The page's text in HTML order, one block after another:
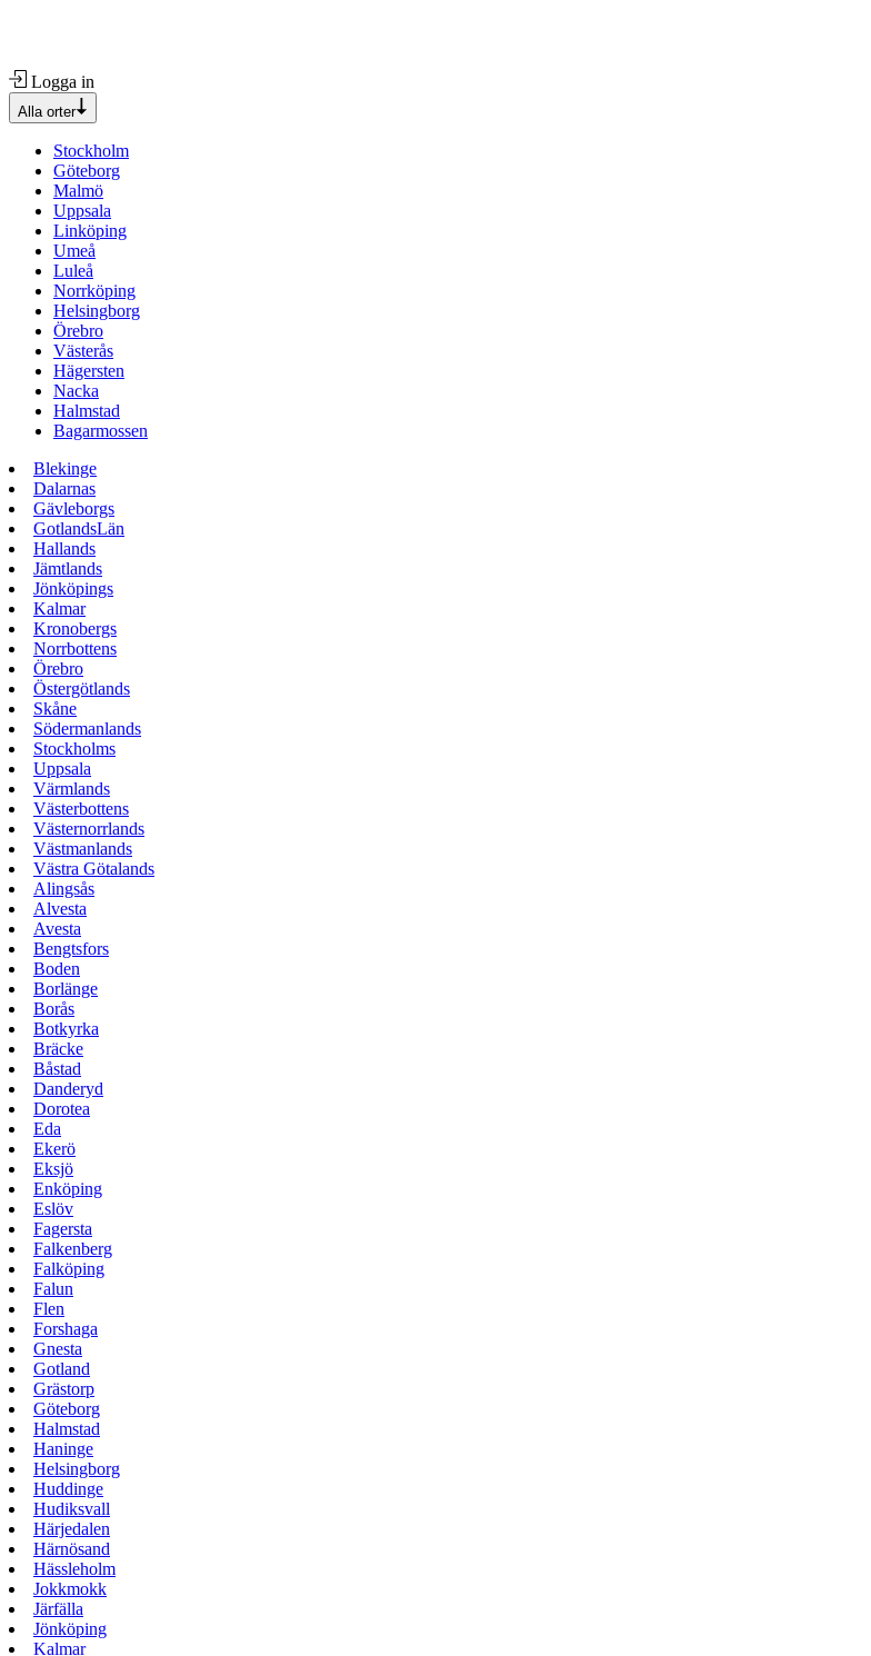
Logga in
Alla orter
Stockholm
Göteborg
Malmö
Uppsala
Linköping
Umeå
Luleå
Norrköping
Helsingborg
Örebro
Västerås
Hägersten
Nacka
Halmstad
Bagarmossen
Blekinge
Dalarnas
Gävleborgs
GotlandsLän
Hallands
Jämtlands
Jönköpings
Kalmar
Kronobergs
Norrbottens
Örebro
Östergötlands
Skåne
Södermanlands
Stockholms
Uppsala
Värmlands
Västerbottens
Västernorrlands
Västmanlands
Västra Götalands
Alingsås
Alvesta
Avesta
Bengtsfors
Boden
Borlänge
Borås
Botkyrka
Bräcke
Båstad
Danderyd
Dorotea
Eda
Ekerö
Eksjö
Enköping
Eslöv
Fagersta
Falkenberg
Falköping
Falun
Flen
Forshaga
Gnesta
Gotland
Grästorp
Göteborg
Halmstad
Haninge
Helsingborg
Huddinge
Hudiksvall
Härjedalen
Härnösand
Hässleholm
Jokkmokk
Järfälla
Jönköping
Kalmar